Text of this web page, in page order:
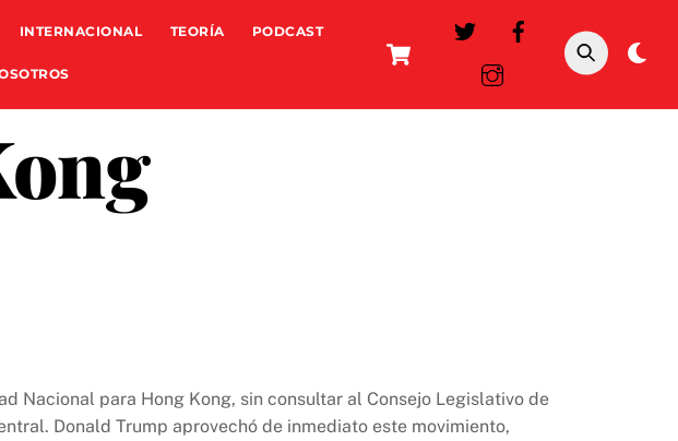
Cart
INTERNACIONAL TEORÍA PODCAST
Nacional para Hong Kong, sin consultar al Consejo Legislativo de
Donald Trump aprovechó de inmediato este movimiento,